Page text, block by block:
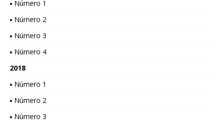
▪ Número 1
▪ Número 2
▪ Número 3
▪ Número 4
2018
▪ Número 1
▪ Número 2
▪ Número 3